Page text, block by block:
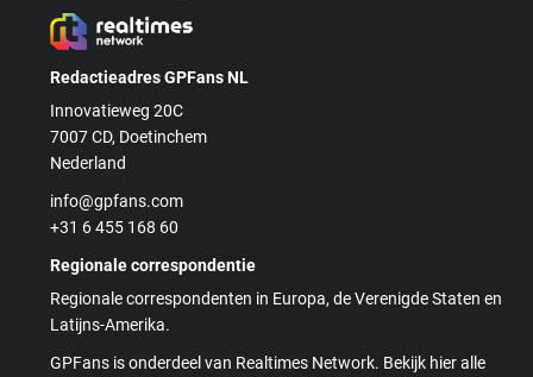
Redactieadres GPFans NL
Innovatieweg 20C
7007 CD, Doetinchem
Nederland
info@gpfans.com
+31 6 455 168 60
Regionale correspondentie
Regionale correspondenten in Europa, de Verenigde Staten en
Latijns-Amerika.
GPFans is onderdeel van Realtimes Network. Bekijk hier alle